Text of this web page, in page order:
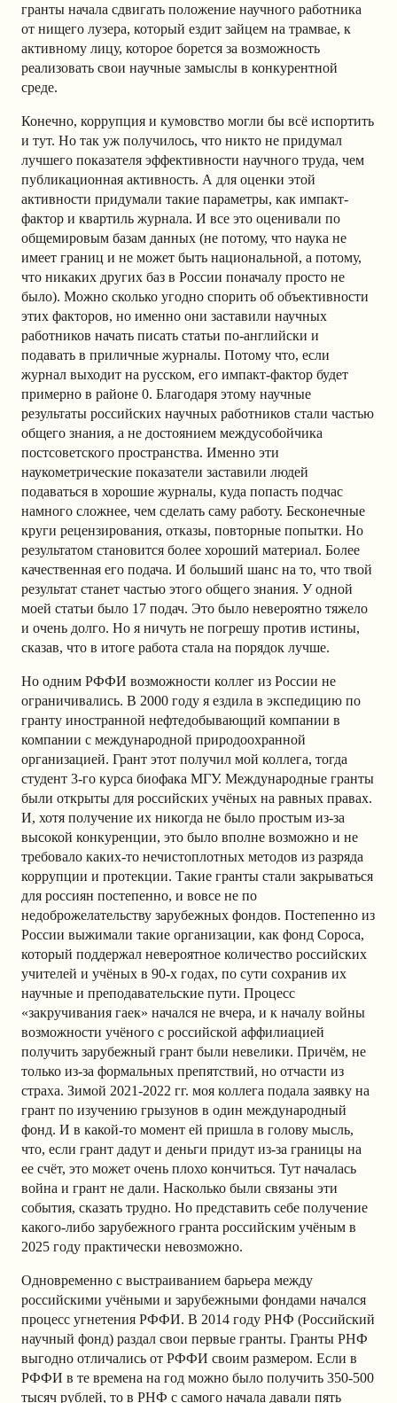
гранты начала сдвигать положение научного работника
от нищего лузера, который ездит зайцем на трамвае, к
активному лицу, которое борется за возможность
реализовать свои научные замыслы в конкурентной
среде.
Конечно, коррупция и кумовство могли бы всё испортить
и тут. Но так уж получилось, что никто не придумал
лучшего показателя эффективности научного труда, чем
публикационная активность. А для оценки этой
активности придумали такие параметры, как импакт-
фактор и квартиль журнала. И все это оценивали по
общемировым базам данных (не потому, что наука не
имеет границ и не может быть национальной, а потому,
что никаких других баз в России поначалу просто не
было). Можно сколько угодно спорить об объективности
этих факторов, но именно они заставили научных
работников начать писать статьи по-английски и
подавать в приличные журналы. Потому что, если
журнал выходит на русском, его импакт-фактор будет
примерно в районе 0. Благодаря этому научные
результаты российских научных работников стали частью
общего знания, а не достоянием междусобойчика
постсоветского пространства. Именно эти
наукометрические показатели заставили людей
подаваться в хорошие журналы, куда попасть подчас
намного сложнее, чем сделать саму работу. Бесконечные
круги рецензирования, отказы, повторные попытки. Но
результатом становится более хороший материал. Более
качественная его подача. И больший шанс на то, что твой
результат станет частью этого общего знания. У одной
моей статьи было 17 подач. Это было невероятно тяжело
и очень долго. Но я ничуть не погрешу против истины,
сказав, что в итоге работа стала на порядок лучше.
Но одним РФФИ возможности коллег из России не
ограничивались. В 2000 году я ездила в экспедицию по
гранту иностранной нефтедобывающий компании в
компании с международной природоохранной
организацией. Грант этот получил мой коллега, тогда
студент 3-го курса биофака МГУ. Международные гранты
были открыты для российских учёных на равных правах.
И, хотя получение их никогда не было простым из-за
высокой конкуренции, это было вполне возможно и не
требовало каких-то нечистоплотных методов из разряда
коррупции и протекции. Такие гранты стали закрываться
для россиян постепенно, и вовсе не по
недоброжелательству зарубежных фондов. Постепенно из
России выжимали такие организации, как фонд Сороса,
который поддержал невероятное количество российских
учителей и учёных в 90-х годах, по сути сохранив их
научные и преподавательские пути. Процесс
«закручивания гаек» начался не вчера, и к началу войны
возможности учёного с российской аффилиацией
получить зарубежный грант были невелики. Причём, не
только из-за формальных препятствий, но отчасти из
страха. Зимой 2021-2022 гг. моя коллега подала заявку на
грант по изучению грызунов в один международный
фонд. И в какой-то момент ей пришла в голову мысль,
что, если грант дадут и деньги придут из-за границы на
ее счёт, это может очень плохо кончиться. Тут началась
война и грант не дали. Насколько были связаны эти
события, сказать трудно. Но представить себе получение
какого-либо зарубежного гранта российским учёным в
2025 году практически невозможно.
Одновременно с выстраиванием барьера между
российскими учёными и зарубежными фондами начался
процесс угнетения РФФИ. В 2014 году РНФ (Российский
научный фонд) раздал свои первые гранты. Гранты РНФ
выгодно отличались от РФФИ своим размером. Если в
РФФИ в те времена на год можно было получить 350-500
тысяч рублей, то в РНФ с самого начала давали пять